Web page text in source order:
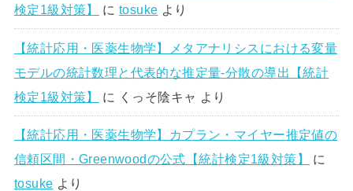
検定1級対策】
にtosuke より
【統計応用・医薬生物学】メタアナリシスにおける変量
モデルの統計数理と代表的な推定量-分散の導出【統計
検定1級対策】
に くっそ陰キャ より
【統計応用・医薬生物学】カプラン・マイヤー推定値の
信頼区間・Greenwoodの公式【統計検定1級対策】
に
tosuke より